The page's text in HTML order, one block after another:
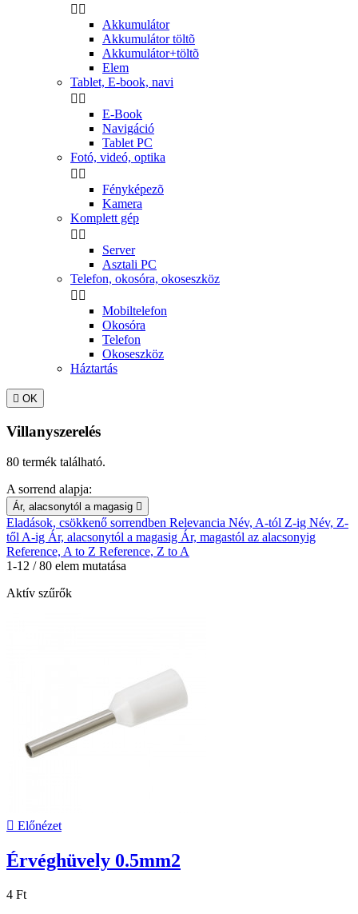
 
Akkumulátor
Akkumulátor töltõ
Akkumulátor+töltõ
Elem
Tablet, E-book, navi
 
E-Book
Navigáció
Tablet PC
Fotó, videó, optika
 
Fényképezõ
Kamera
Komplett gép
 
Server
Asztali PC
Telefon, okosóra, okoseszköz
 
Mobiltelefon
Okosóra
Telefon
Okoseszköz
Háztartás
 OK
Villanyszerelés
80 termék található.
A sorrend alapja:
Ár, alacsonytól a magasig 
Eladások, csökkenő sorrendben Relevancia Név, A-tól Z-ig Név, Z-
től A-ig Ár, alacsonytól a magasig Ár, magastól az alacsonyig
Reference, A to Z Reference, Z to A
1-12 / 80 elem mutatása
Aktív szűrők
 Előnézet
Érvéghüvely 0.5mm2
4 Ft